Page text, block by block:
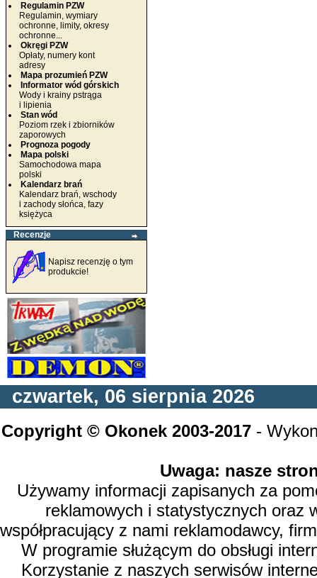
Regulamin PZW
Regulamin, wymiary
ochronne, limity, okresy
ochronne...
Okręgi PZW
Opłaty, numery kont
adresy
Mapa prozumień PZW
Informator wód górskich
Wody i krainy pstrąga
i lipienia
Stan wód
Poziom rzek i zbiorników
zaporowych
Prognoza pogody
Mapa polski
Samochodowa mapa
polski
Kalendarz brań
Kalendarz brań, wschody
i zachody słońca, fazy
księżyca
Recenzje
Napisz recenzję o tym
produkcie!
czwartek, 06 sierpnia 2026
Copyright © Okonek 2003-2017-
Uwaga: nasze
Używamy informacji zapisanych za
reklamowych i statystycznych oraz
współpracujący z nami reklamodawcy,
W programie służącym do obsługi
Korzystanie z naszych serwisów